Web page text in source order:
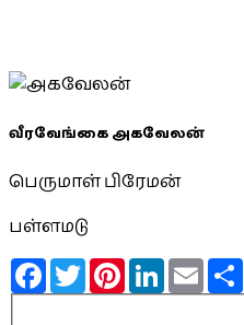
வீரவேங்கை அகவேலன்
பெருமாள் பிரேமன்
பள்ளமடு
FacebookTwitterPinterestLinkedInEmail